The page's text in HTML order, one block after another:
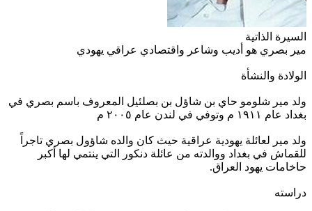
السيرة الذاتية
مير بصري هو أديب وشاعر واقتصادي عراقي يهودي
الولادة والنشأة
ولد مير شلومو حاي بن شاؤل بن بصلئيل المعروف باسم بصري في
بغداد عام ١٩١١ م وتوفي في لندن عام ٢٠٠٥ م
ولد مير لعائلة يهودية عراقية حيث كان والده شاؤول بصري تاجراً
للقماش في بغداد ووالدته من عائلة دنكور التي ينتمي لها أكبر
حاخامات يهود العراق.
دراسته